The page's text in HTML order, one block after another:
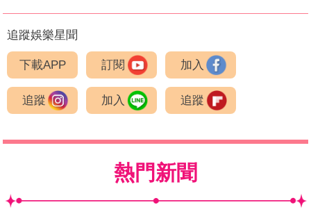
追蹤娛樂星聞
下載APP 訂閱 加入
追蹤 加入 追蹤
熱門新聞